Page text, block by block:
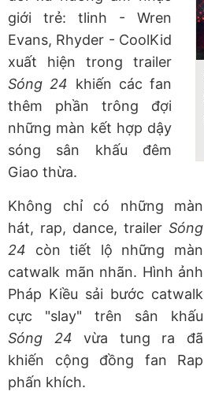
giới trẻ: tlinh - Wren
Evans, Rhyder - CoolKid
xuất hiện trong trailer
Sóng 24 khiến các fan
thêm phần trông đợi
những màn kết hợp dậy
sóng sân khấu đêm
Giao thừa.
Không chỉ có những màn
hát, rap, dance, trailer Sóng
24 còn tiết lộ những màn
catwalk mãn nhãn. Hình ảnh
Pháp Kiều sải bước catwalk
cực "slay" trên sân khấu
Sóng 24 vừa tung ra đã
khiến cộng đồng fan Rap
phấn khích.